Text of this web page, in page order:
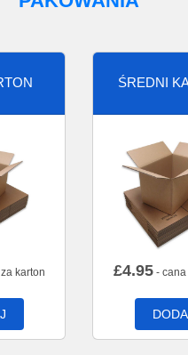
karton
ŚREDNI
£4.95- cana